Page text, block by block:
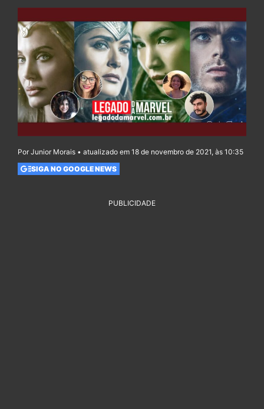
Por Junior Morais • atualizado em 18 de novembro de 2021, às 10:35
SIGA NO GOOGLE NEWS
PUBLICIDADE